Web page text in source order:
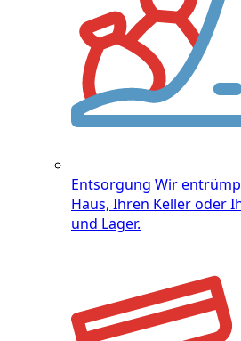
Entsorgung Wir
Haus, Ihren Keller oder
und Lager.